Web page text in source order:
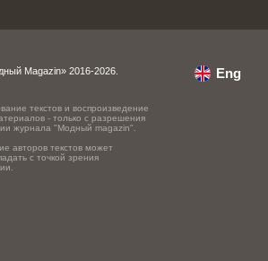
Magazin» 2016-2026.
текстов и воспроизведение
- только с разрешения
журнала "Модный magazin".
авторов текстов может
с точкой зрения
Eng